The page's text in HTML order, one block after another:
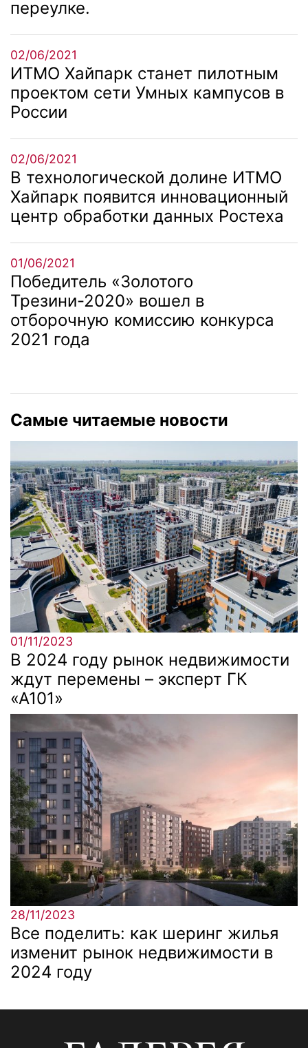
переулке.
02/06/2021
ИТМО Хайпарк станет пилотным
проектом сети Умных кампусов в
России
02/06/2021
В технологической долине ИТМО
Хайпарк появится инновационный
центр обработки данных Ростеха
01/06/2021
Победитель «Золотого
Трезини-2020» вошел в
отборочную комиссию конкурса
2021 года
Самые читаемые новости
01/11/2023
В 2024 году рынок недвижимости
ждут перемены – эксперт ГК
«А101»
28/11/2023
Все поделить: как шеринг жилья
изменит рынок недвижимости в
2024 году